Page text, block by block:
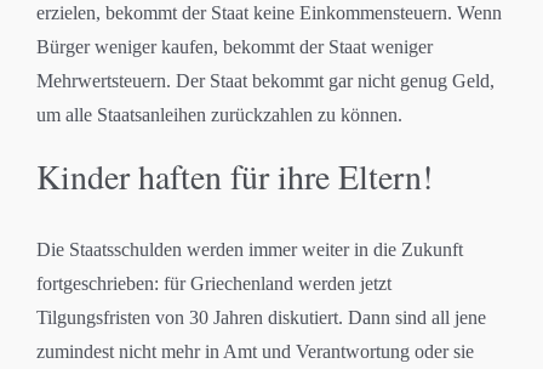
erzielen, bekommt der Staat keine Einkommensteuern. Wenn
Bürger weniger kaufen, bekommt der Staat weniger
Mehrwertsteuern. Der Staat bekommt gar nicht genug Geld,
um alle Staatsanleihen zurückzahlen zu können.
Kinder haften für ihre Eltern!
Die Staatsschulden werden immer weiter in die Zukunft
fortgeschrieben: für Griechenland werden jetzt
Tilgungsfristen von 30 Jahren diskutiert. Dann sind all jene
zumindest nicht mehr in Amt und Verantwortung oder sie